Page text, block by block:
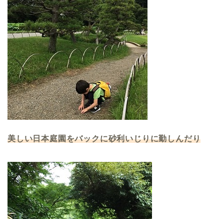
美しい日本庭園をバックに砂利いじりに勤しんだり